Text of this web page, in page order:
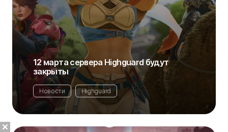
12 марта сервера Highguard будут
закрыты
Новости Highguard